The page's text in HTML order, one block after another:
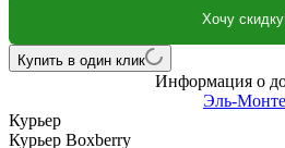
Хочу
Купить в один клик
Информация о
Эль-Монте
Курьер
Курьер Boxberry